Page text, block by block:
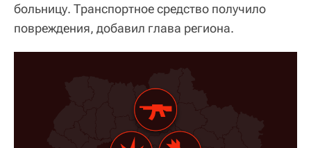
больницу. Транспортное средство получило
повреждения, добавил глава региона.